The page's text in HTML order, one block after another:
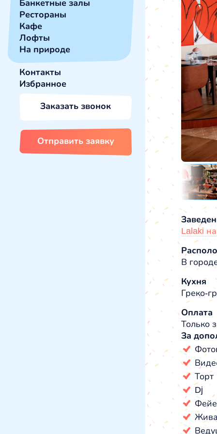
Банкетные залы
Рестораны
Кафе
Лофты
На природе
Контакты
Избранное
Заказать звонок
Отправить заявку
Lalaki
В
Кухня
Греко-
Оплата
Только
За
Торт
Dj